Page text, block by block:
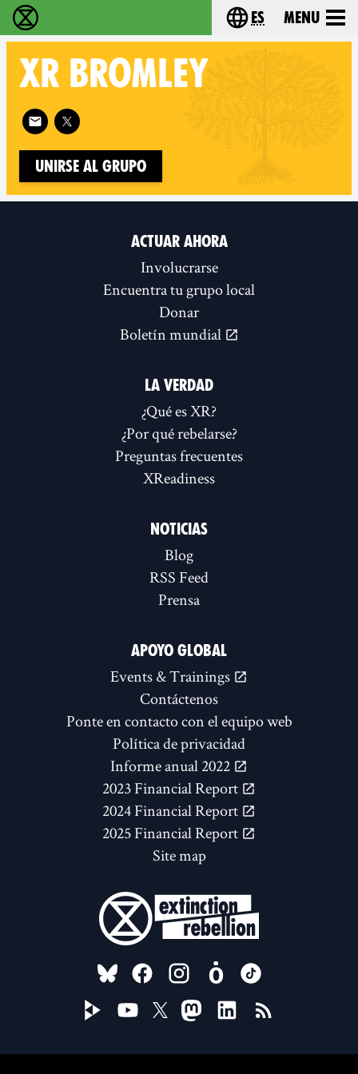
extinction rebellion - Home Choose your
es Menu
XR BROMLEY
Follow XR Bromley on
Unirse al grupo
ACTUAR AHORA
Involucrarse
Encuentra tu grupo local
Donar
Boletín mundial
LA VERDAD
¿Qué es XR?
¿Por qué rebelarse?
Preguntas frecuentes
XReadiness
NOTICIAS
Blog
RSS Feed
Prensa
APOYO GLOBAL
Events & Trainings
Contáctenos
Ponte en contacto con el equipo web
Política de privacidad
Informe anual 2022
2023 Financial Report
2024 Financial Report
2025 Financial Report
Site map
FOLLOW US ON